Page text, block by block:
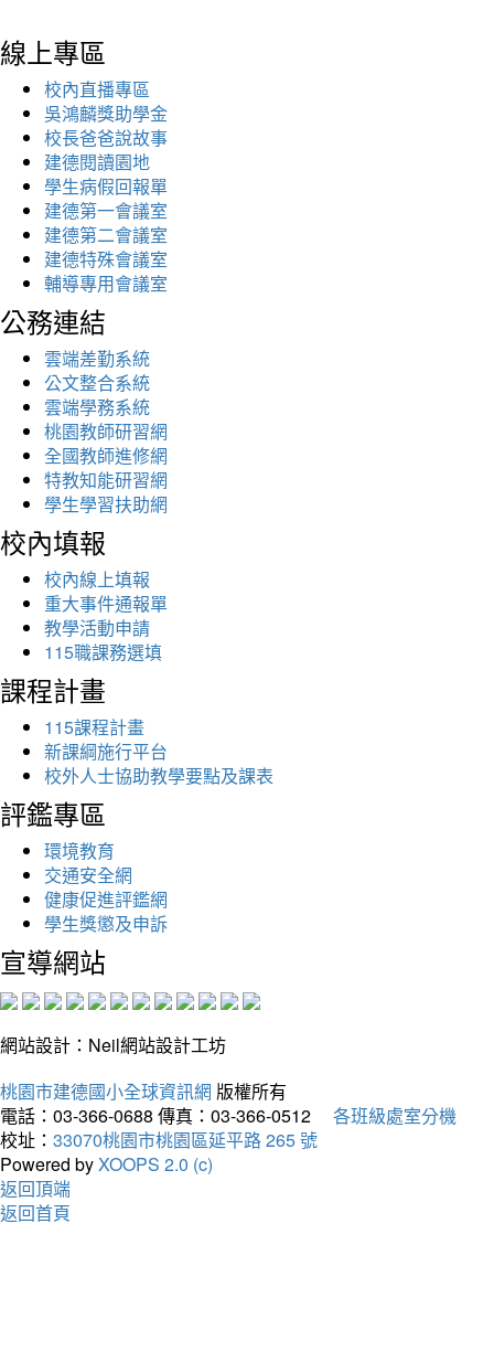
線上專區
校內直播專區
吳鴻麟獎助學金
校長爸爸說故事
建德閱讀園地
學生病假回報單
建德第一會議室
建德第二會議室
建德特殊會議室
輔導專用會議室
公務連結
雲端差勤系統
公文整合系統
雲端學務系統
桃園教師研習網
全國教師進修網
特教知能研習網
學生學習扶助網
校內填報
校內線上填報
重大事件通報單
教學活動申請
115職課務選填
課程計畫
115課程計畫
新課綱施行平台
校外人士協助教學要點及課表
評鑑專區
環境教育
交通安全網
健康促進評鑑網
學生獎懲及申訴
宣導網站
網站設計：Neil網站設計工坊
桃園市建德國小全球資訊網 版權所有
電話：03-366-0688 傳真：03-366-0512
各班級處室分機
校址： 33070桃園市桃園區延平路 265 號
Powered byXOOPS 2.0 (c)
返回頂端
返回首頁